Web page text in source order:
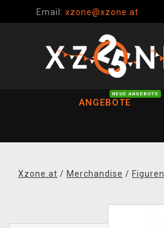
Email: xzone@xzone.at
ANGEBOTE
NEUE ANGEBOTE
Xzone.at / Merchandise / Figuren